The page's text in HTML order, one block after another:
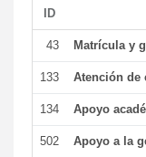
ID
43 Matrícula y
133 Atención de
134 Apoyo
502 Apoyo a la